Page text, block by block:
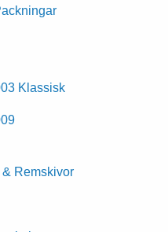
Klassisk
& Remskivor